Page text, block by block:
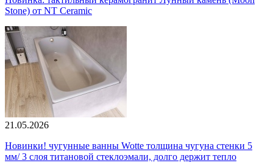
Stone) от NT Ceramic
21.05.2026
Новинки! чугунные ванны Wotte толщина чугуна стенки 5
мм/ 3 слоя титановой стеклоэмали, долго держит тепло